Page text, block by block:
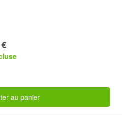
au panier